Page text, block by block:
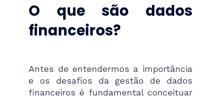
O que são dados
financeiros?
Antes de entendermos a importância
e os desafios da gestão de dados
financeiros é fundamental conceituar